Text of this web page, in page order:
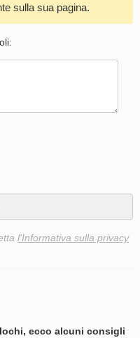
sulla sua pagina.
l'Informativa sulla privacy
ecco alcuni consigli